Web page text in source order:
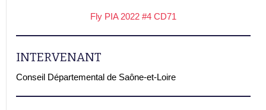
Fly PIA 2022 #4 CD71
INTERVENANT
Conseil Départemental de Saône-et-Loire